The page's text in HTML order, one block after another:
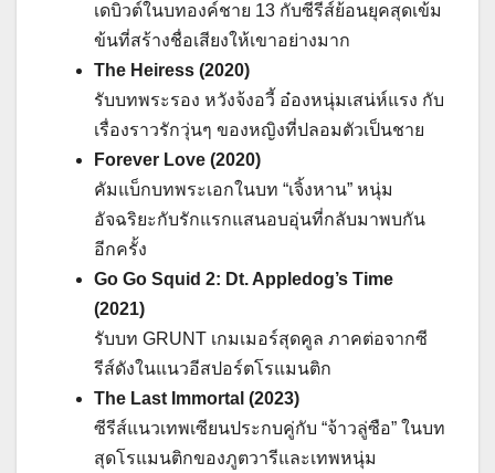
เดบิวต์ในบทองค์ชาย 13 กับซีรีส์ย้อนยุคสุดเข้ม
ข้นที่สร้างชื่อเสียงให้เขาอย่างมาก
The Heiress (2020)
รับบทพระรอง หวังจ้งอวี้ อ๋องหนุ่มเสน่ห์แรง กับ
เรื่องราวรักวุ่นๆ ของหญิงที่ปลอมตัวเป็นชาย
Forever Love (2020)
คัมแบ็กบทพระเอกในบท “เจิ้งหาน” หนุ่ม
อัจฉริยะกับรักแรกแสนอบอุ่นที่กลับมาพบกัน
อีกครั้ง
Go Go Squid 2: Dt. Appledog’s Time
(2021)
รับบท GRUNT เกมเมอร์สุดคูล ภาคต่อจากซี
รีส์ดังในแนวอีสปอร์ตโรแมนติก
The Last Immortal (2023)
ซีรีส์แนวเทพเซียนประกบคู่กับ “จ้าวลู่ซือ” ในบท
สุดโรแมนติกของภูตวารีและเทพหนุ่ม